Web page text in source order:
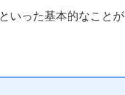
いった基本的なことが